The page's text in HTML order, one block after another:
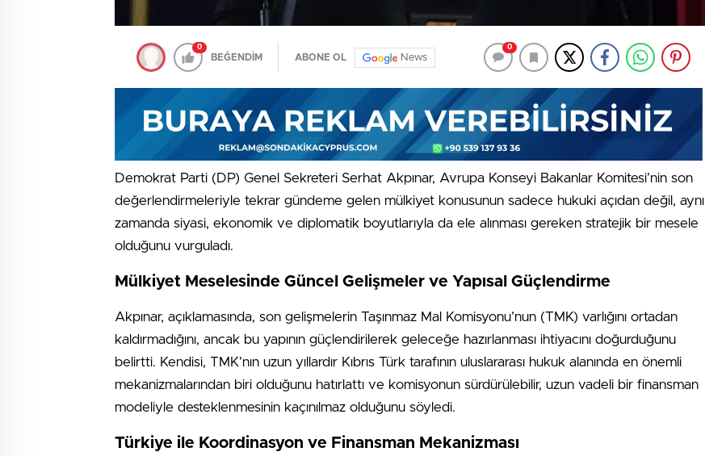
0
BEĞENDİM ABONE OL News
0
Demokrat Parti (DP) Genel Sekreteri Serhat Akpınar, Avrupa Konseyi Bakanlar Komitesi’nin son
değerlendirmeleriyle tekrar gündeme gelen mülkiyet konusunun sadece hukuki açıdan değil, aynı
zamanda siyasi, ekonomik ve diplomatik boyutlarıyla da ele alınması gereken stratejik bir mesele
olduğunu vurguladı.
Mülkiyet Meselesinde Güncel Gelişmeler ve Yapısal Güçlendirme
Akpınar, açıklamasında, son gelişmelerin Taşınmaz Mal Komisyonu’nun (TMK) varlığını ortadan
kaldırmadığını, ancak bu yapının güçlendirilerek geleceğe hazırlanması ihtiyacını doğurduğunu
belirtti. Kendisi, TMK’nın uzun yıllardır Kıbrıs Türk tarafının uluslararası hukuk alanında en önemli
mekanizmalarından biri olduğunu hatırlattı ve komisyonun sürdürülebilir, uzun vadeli bir finansman
modeliyle desteklenmesinin kaçınılmaz olduğunu söyledi.
Türkiye ile Koordinasyon ve Finansman Mekanizması